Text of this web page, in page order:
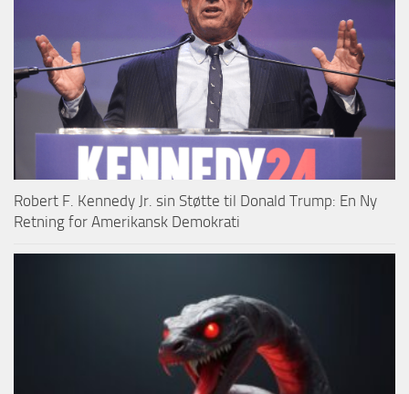
Robert F. Kennedy Jr. sin Støtte til Donald Trump: En Ny
Retning for Amerikansk Demokrati